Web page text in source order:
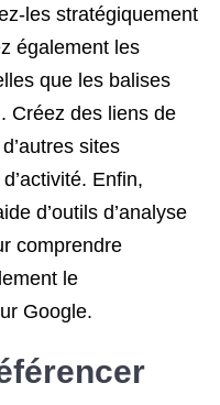
les stratégiquement
également les
que les balises
Créez des liens de
sites
Enfin,
d’outils d’analyse
comprendre
le
Google.